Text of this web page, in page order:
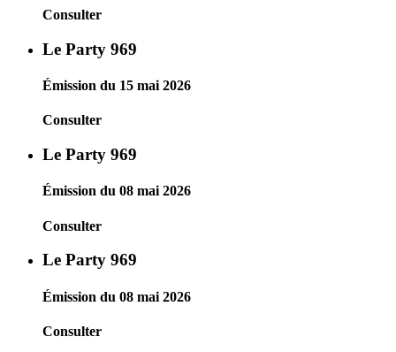
Consulter
Le Party 969
Émission du 15 mai 2026
Consulter
Le Party 969
Émission du 08 mai 2026
Consulter
Le Party 969
Émission du 08 mai 2026
Consulter